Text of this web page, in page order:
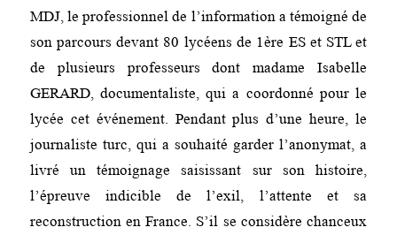
MDJ, le professionnel de l’information a témoigné de
son parcours devant 80 lycéens de 1ère ES et STL et
de plusieurs professeurs dont madame Isabelle
GERARD, documentaliste, qui a coordonné pour le
lycée cet événement. Pendant plus d’une heure, le
journaliste turc, qui a souhaité garder l’anonymat, a
livré un témoignage saisissant sur son histoire,
l’épreuve indicible de l’exil, l’attente et sa
reconstruction en France. S’il se considère chanceux